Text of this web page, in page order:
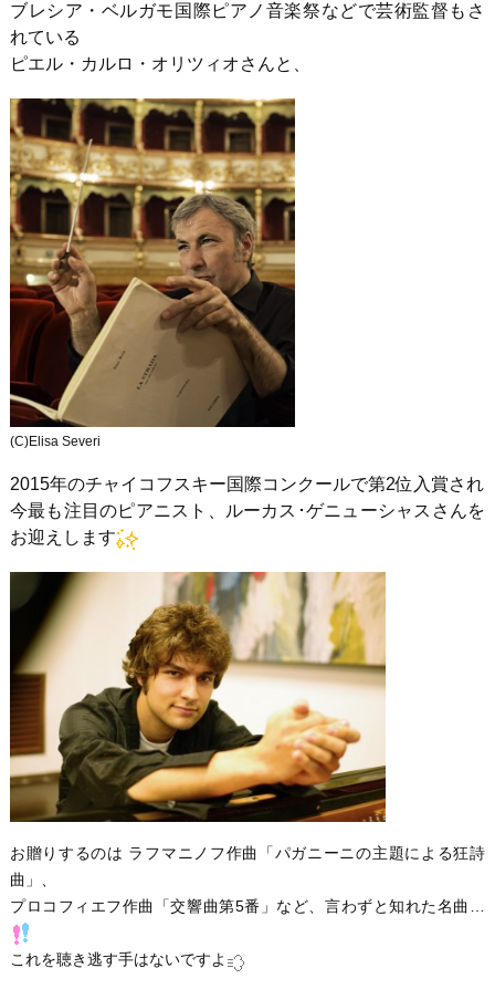
ブレシア・ベルガモ国際ピアノ音楽祭などで芸術監督もさ
れている
ピエル・カルロ・オリツィオさんと、
(C)Elisa Severi
2015年のチャイコフスキー国際コンクールで第2位入賞され
今最も注目のピアニスト、ルーカス･ゲニューシャスさんを
お迎えします
お贈りするのは ラフマニノフ作曲「パガニーニの主題による狂詩
曲」、
プロコフィエフ作曲「交響曲第5番」など、言わずと知れた名曲…
これを聴き逃す手はないですよ